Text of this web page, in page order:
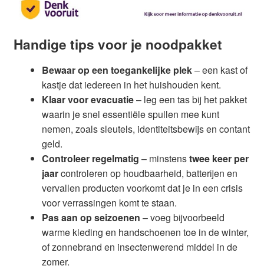
Handige tips voor je noodpakket
Bewaar op een toegankelijke plek– een kast of
kastje dat iedereen in het huishouden kent.
Klaar voor evacuatie– leg een tas bij het pakket
waarin je snel essentiële spullen mee kunt
nemen, zoals sleutels, identiteitsbewijs en contant
geld.
Controleer regelmatig – minstenstwee keer per
jaarcontroleren op houdbaarheid, batterijen en
vervallen producten voorkomt dat je in een crisis
voor verrassingen komt te staan.
Pas aan op seizoenen – voeg bijvoorbeeld
warme kleding en handschoenen toe in de winter,
of zonnebrand en insectenwerend middel in de
zomer.